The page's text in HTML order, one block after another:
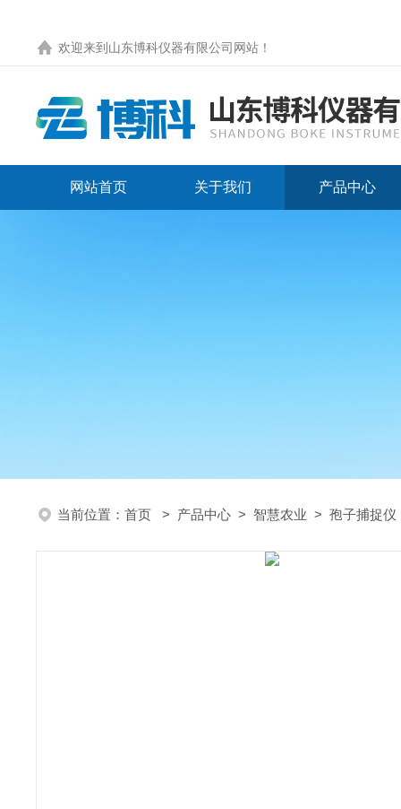
欢迎来到 山东博科仪器有限公司网站 ！
网站首页 关于我们 产品中心
当前位置： 首页 > 产品中心 > 智慧农业 > 孢子捕捉仪